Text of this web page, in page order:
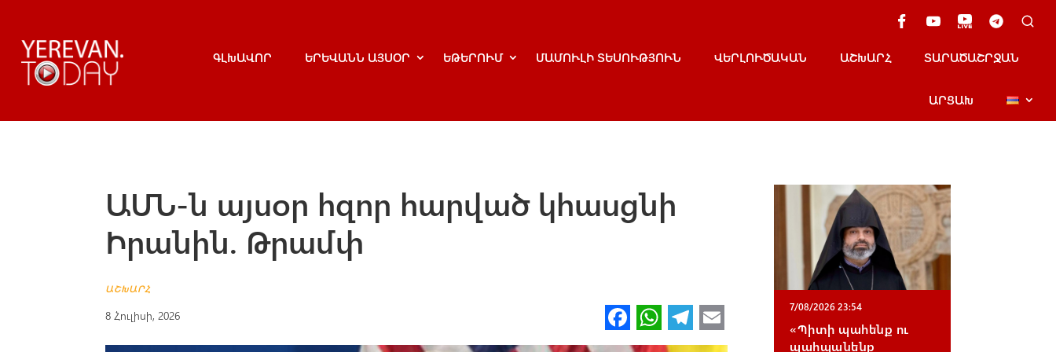
ԳԼԽԱՎՈՐ ԵՐԵՎԱՆՆ ԱՅՍՕՐ ԵԹԵՐՈՒՄ ՄԱՄՈՒԼԻ ՏԵՍՈՒԹՅՈՒՆ ՎԵՐԼՈՒԾԱԿԱՆ ԱՇԽԱՐՀ ՏԱՐԱԾԱՇՐՋԱՆ
ԱՐՑԱԽ
ԱՄՆ-ն այսօր հզոր հարված կհասցնի
Իրանին. Թրամփ
ԱՇԽԱՐՀ
8 Հուլիսի, 2026 Fa
ce
W
h
Te
le m
7/08/2026 23:54
«Պիտի պահենք ու
պահպանենք